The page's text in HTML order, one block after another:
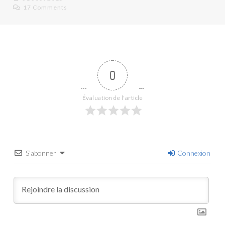
5 Comments
0
Évaluation de l'article
S’abonner Connexion